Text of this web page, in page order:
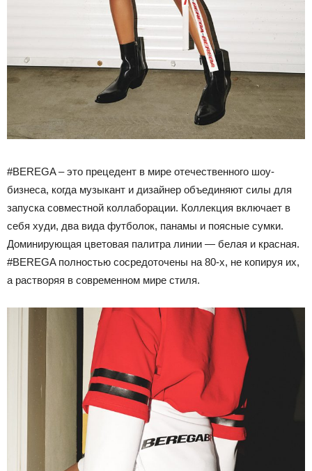
#BEREGA – это прецедент в мире отечественного шоу-
бизнеса, когда музыкант и дизайнер объединяют силы для
запуска совместной коллаборации. Коллекция включает в
себя худи, два вида футболок, панамы и поясные сумки.
Доминирующая цветовая палитра линии — белая и красная.
#BEREGA полностью сосредоточены на 80-х, не копируя их,
а растворяя в современном мире стиля.